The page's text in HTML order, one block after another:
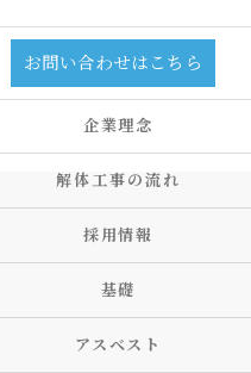
お問い合わせはこちら
企業理念
解体工事の流れ
採用情報
基礎
アスベスト